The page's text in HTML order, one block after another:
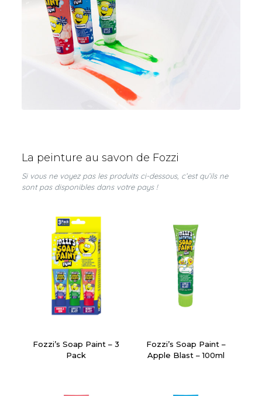
La peinture au savon de Fozzi
Si vous ne voyez pas les produits ci-dessous, c’est qu’ils ne
sont pas disponibles dans votre pays !
Fozzi’s Soap Paint – 3
Pack
Fozzi’s Soap Paint –
Apple Blast – 100ml